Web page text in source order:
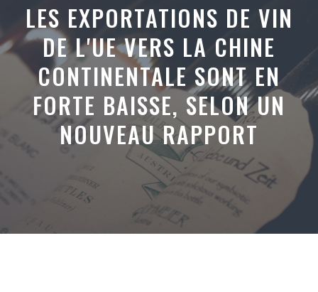
LES EXPORTATIONS DE VIN
DE L'UE VERS LA CHINE
CONTINENTALE SONT EN
FORTE BAISSE, SELON UN
NOUVEAU RAPPORT